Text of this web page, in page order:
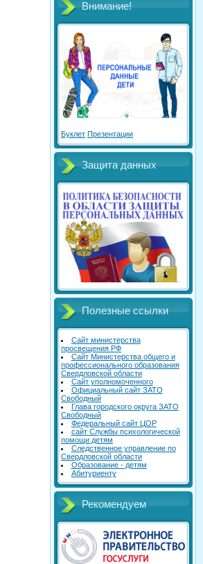
Внимание!
Буклет Презентации
Защита данных
Полезные ссылки
Сайт министерства
просвещения РФ
Сайт Министерства общего и
профессионального образования
Свердловской области
Сайт уполномоченного
Официальный сайт ЗАТО
Свободный
Глава городского округа ЗАТО
Свободный
Федеральный сайт ЦОР
сайт Службы психологической
помощи детям
Следственное управление по
Свердловской области
Образование - детям
Абитуриенту
Рекомендуем